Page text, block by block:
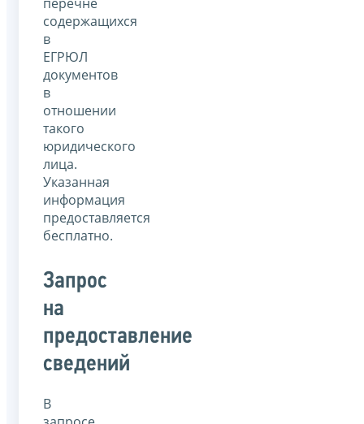
содержащихся
в
ЕГРЮЛ
документов
в
отношении
такого
юридического
лица.
Указанная
информация
предоставляется
бесплатно.
Запрос
на
предоставление
сведений
В